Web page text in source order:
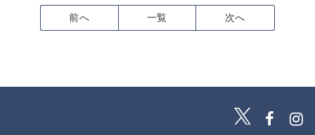
前へ 一覧 次へ